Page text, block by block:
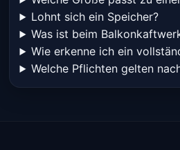
Lohnt sich ein Speicher?
Was ist beim
Wie erkenne ich ein
Welche Pflichten gelten